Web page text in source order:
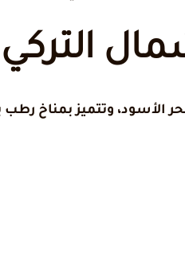
التركي
الأسود، وتتميز بمناخ